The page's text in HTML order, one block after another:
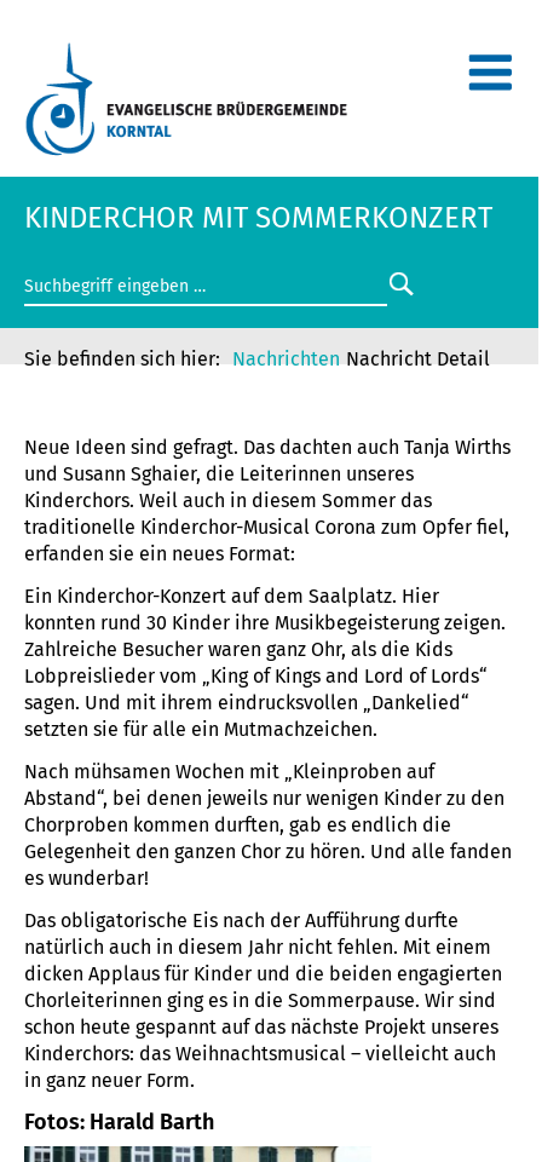
KINDERCHOR MIT SOMMERKONZERT
Nachrichten Nachricht Detail
Neue Ideen sind gefragt. Das dachten auch Tanja Wirths
und Susann Sghaier, die Leiterinnen unseres
Kinderchors. Weil auch in diesem Sommer das
traditionelle Kinderchor-Musical Corona zum Opfer fiel,
erfanden sie ein neues Format:
Ein Kinderchor-Konzert auf dem Saalplatz. Hier
konnten rund 30 Kinder ihre Musikbegeisterung zeigen.
Zahlreiche Besucher waren ganz Ohr, als die Kids
Lobpreislieder vom „King of Kings and Lord of Lords“
sagen. Und mit ihrem eindrucksvollen „Dankelied“
setzten sie für alle ein Mutmachzeichen.
Nach mühsamen Wochen mit „Kleinproben auf
Abstand“, bei denen jeweils nur wenigen Kinder zu den
Chorproben kommen durften, gab es endlich die
Gelegenheit den ganzen Chor zu hören. Und alle fanden
es wunderbar!
Das obligatorische Eis nach der Aufführung durfte
natürlich auch in diesem Jahr nicht fehlen. Mit einem
dicken Applaus für Kinder und die beiden engagierten
Chorleiterinnen ging es in die Sommerpause. Wir sind
schon heute gespannt auf das nächste Projekt unseres
Kinderchors: das Weihnachtsmusical – vielleicht auch
in ganz neuer Form.
Fotos: Harald Barth